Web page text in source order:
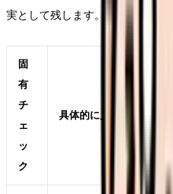
実として残します。
固
有
チ
ェ
ッ
ク
具体的に見ること